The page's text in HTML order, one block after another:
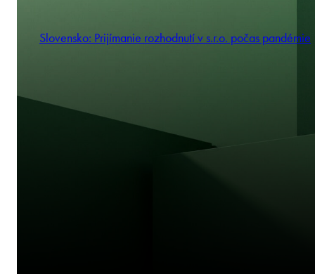
Slovensko: Prijímanie rozhodnutí v s.r.o. počas pandémie